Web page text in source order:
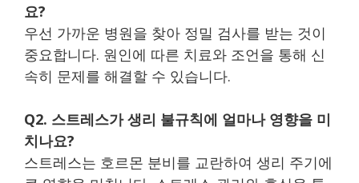
요?
우선 가까운 병원을 찾아 정밀 검사를 받는 것이
중요합니다. 원인에 따른 치료와 조언을 통해 신
속히 문제를 해결할 수 있습니다.
Q2. 스트레스가 생리 불규칙에 얼마나 영향을 미
치나요?
스트레스는 호르몬 분비를 교란하여 생리 주기에